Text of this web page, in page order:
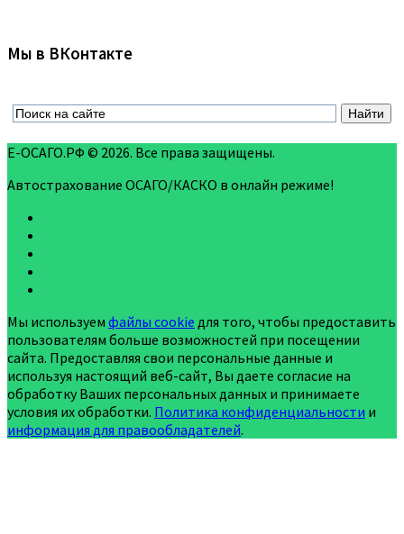
Мы в ВКонтакте
Е-ОСАГО.РФ © 2026. Все права защищены.
Автострахование ОСАГО/КАСКО в онлайн режиме!
Мы используем файлы cookie для того, чтобы предоставить
пользователям больше возможностей при посещении
сайта. Предоставляя свои персональные данные и
используя настоящий веб-сайт, Вы даете согласие на
обработку Ваших персональных данных и принимаете
условия их обработки. Политика конфиденциальности и
информация для правообладателей.